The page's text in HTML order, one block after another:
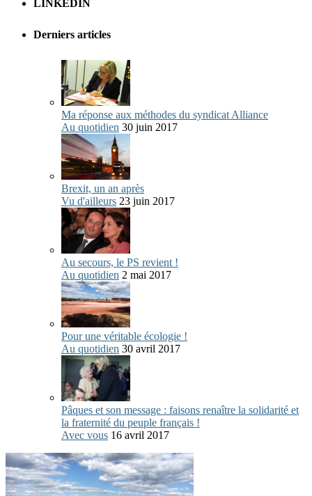
LINKEDIN
Derniers articles
Ma réponse aux méthodes du syndicat Alliance
Au quotidien 30 juin 2017
Brexit, un an après
Vu d'ailleurs 23 juin 2017
Au secours, le PS revient !
Au quotidien 2 mai 2017
Pour une véritable écologie !
Au quotidien 30 avril 2017
Pâques et son message : faisons renaître la solidarité et
la fraternité du peuple français !
Avec vous 16 avril 2017